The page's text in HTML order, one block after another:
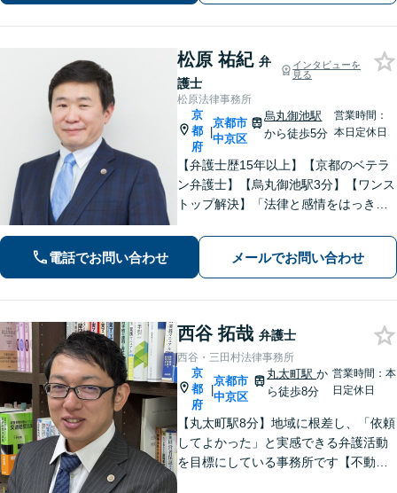
松原 祐紀 弁
護士
インタビューを
見る
松原法律事務所
京
都
府
|
京都市
中京区
烏丸御池駅
から徒歩5分
営業時間：
本日定休日
【弁護士歴15年以上】【京都のベテラ
ン弁護士】【烏丸御池駅3分】【ワンス
トップ解決】「法律と感情をはっきり
問題、新型コロナが原因の借金、不動
産問題なども幅広く対応【女性弁護士
も在籍】【初回相談30分無料】
電話でお問い合わせ メールでお問い合わせ
西谷 拓哉 弁護士
西谷・三田村法律事務所
京
都
府
|
京都市
中京区
丸太町駅か
ら徒歩8分
営業時間：本
日定休日
【丸太町駅8分】地域に根差し、「依頼
してよかった」と実感できる弁護活動
を目標にしている事務所です【不動